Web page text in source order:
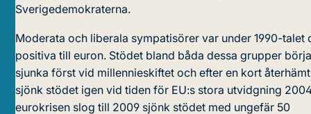
Sverigedemokraterna.
Moderata och liberala sympatisörer var under 1990-talet
positiva till euron. Stödet bland båda dessa grupper
sjunka först vid millennieskiftet och efter en kort
sjönk stödet igen vid tiden för EU:s stora utvidgning
eurokrisen slog till 2009 sjönk stödet med ungefär 50